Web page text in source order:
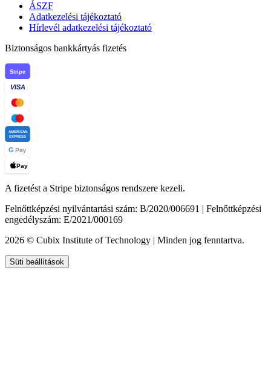
ÁSZF
Adatkezelési tájékoztató
Hírlevél adatkezelési tájékoztató
Biztonságos bankkártyás fizetés
Stripe
VISA
AMERICAN
EXPRESS
G Pay
Pay
A fizetést a Stripe biztonságos rendszere kezeli.
Felnőttképzési nyilvántartási szám: B/2020/006691 | Felnőttképzési
engedélyszám: E/2021/000169
2026 © Cubix Institute of Technology | Minden jog fenntartva.
Süti beállítások